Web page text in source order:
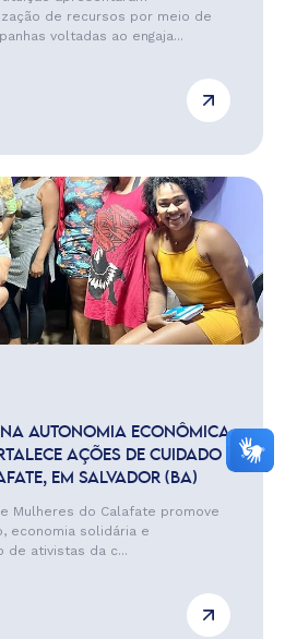
de recursos por meio de
voltadas ao engaja...
AUTONOMIA ECONÔMICA
AÇÕES DE CUIDADO
EM SALVADOR (BA)
Mulheres do Calafate promove
economia solidária e
ativistas da c...